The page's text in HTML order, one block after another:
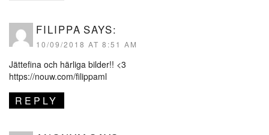
FILIPPA SAYS:
10/09/2018 AT 8:51 AM
Jättefina och härliga bilder!! <3
https://nouw.com/filippaml
REPLY